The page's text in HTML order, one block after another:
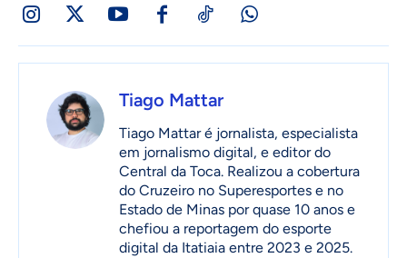
Tiago Mattar
Tiago Mattar é jornalista, especialista
em jornalismo digital, e editor do
Central da Toca. Realizou a cobertura
do Cruzeiro no Superesportes e no
Estado de Minas por quase 10 anos e
chefiou a reportagem do esporte
digital da Itatiaia entre 2023 e 2025.